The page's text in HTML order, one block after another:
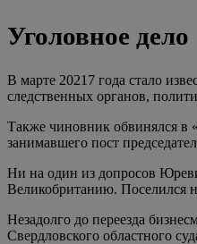
Уголовное дело
В марте 20217 года стало
следственных органов,
Также чиновник обвинялся в
занимавшего пост
Ни на один из допросов
Великобританию. Поселился
Незадолго до переезда
Свердловского областного